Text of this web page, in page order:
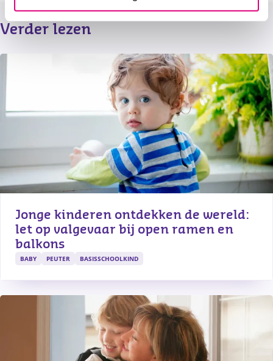
Verder lezen
Jonge kinderen ontdekken de wereld:
let op valgevaar bij open ramen en
balkons
BABY PEUTER BASISSCHOOLKIND